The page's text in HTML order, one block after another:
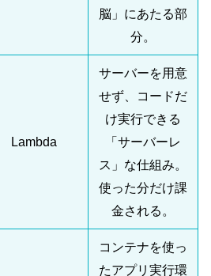
脳」にあたる部
分。
Lambda
サーバーを用意
せず、コードだ
け実行できる
「サーバーレ
ス」な仕組み。
使った分だけ課
金される。
コンテナを使っ
たアプリ実行環